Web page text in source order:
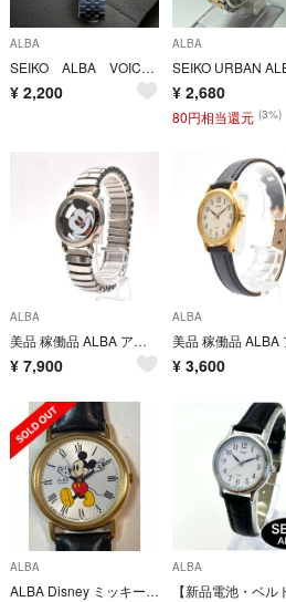
ALBA
SEIKO ALBA VOICE ALARM Y824-4000 ジャンク
¥ 2,200
ALBA
¥ 2,680
80円相当還元 (3%)
ALBA
美品 稼働品 ALBA アルバ メンズ腕時計 ミッキー スケルトン
¥ 7,900
ALBA
¥ 3,600
ALBA
ALBA Disney ミッキーマウス 腕時計 クォーツ
ALBA